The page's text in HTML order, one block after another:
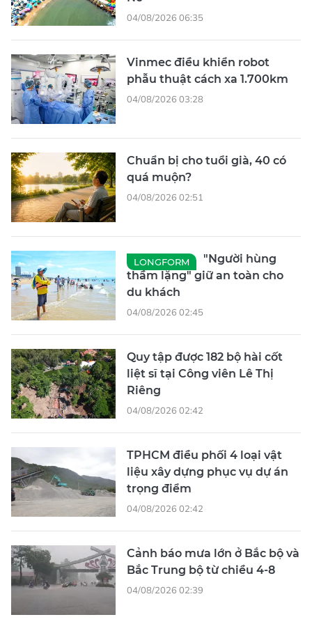
04/08/2026 06:35
Vinmec điều khiển robot
phẫu thuật cách xa 1.700km
04/08/2026 03:28
Chuẩn bị cho tuổi già, 40 có
quá muộn?
04/08/2026 02:51
LONGFORM
"Người hùng
thầm lặng" giữ an toàn cho
du khách
04/08/2026 02:45
Quy tập được 182 bộ hài cốt
liệt sĩ tại Công viên Lê Thị
Riêng
04/08/2026 02:42
TPHCM điều phối 4 loại vật
liệu xây dựng phục vụ dự án
trọng điểm
04/08/2026 02:42
Cảnh báo mưa lớn ở Bắc bộ và
Bắc Trung bộ từ chiều 4-8
04/08/2026 02:39